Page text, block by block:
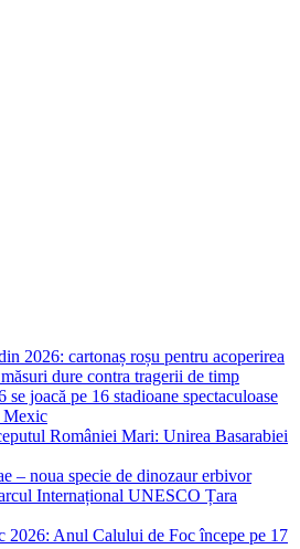
2026: cartonaș roșu pentru acoperirea
dure contra tragerii de timp
joacă pe 16 stadioane spectaculoase
Mexic
României Mari: Unirea Basarabiei
– noua specie de dinozaur erbivor
Internațional UNESCO Țara
2026: Anul Calului de Foc începe pe 17